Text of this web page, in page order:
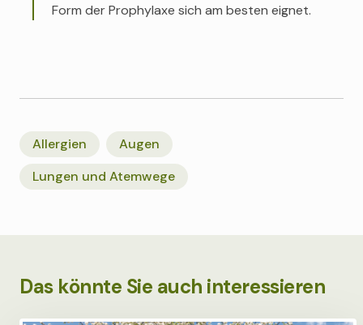
Form der Prophylaxe sich am besten eignet.
Allergien
Augen
Lungen und Atemwege
Das könnte Sie auch interessieren